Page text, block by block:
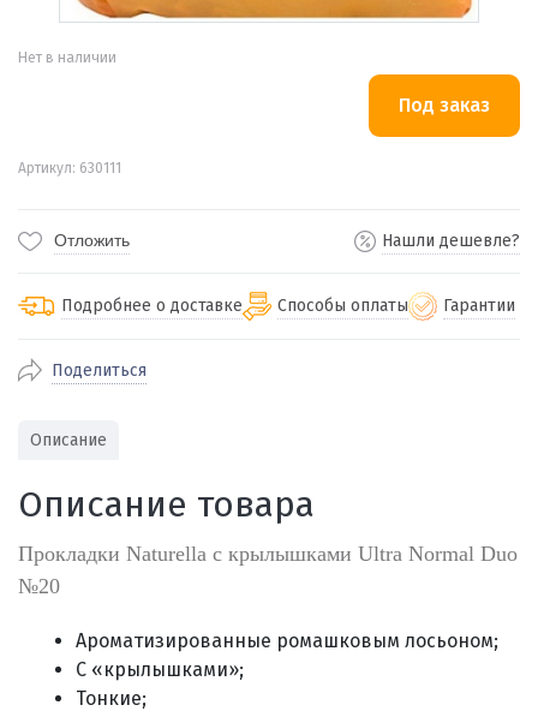
Нет в наличии
Артикул: 630111
Отложить Нашли дешевле?
Подробнее о доставке
По Екатеринбургу бесплатная
Отправляем во все регионы России
службами Пэк, Кит, Луч, Сдэк, Озон
доставка, Почта РФ или любой другой
транспортной компанией на Ваш выбор
Способы оплаты
Через СБП при получении (для
Екатеринбурга и близлежащих
городов)
Гарантии
Поделиться
Описание
Описание товара
Прокладки Naturella с крылышками Ultra Normal Duo
№20
Ароматизированные ромашковым лосьоном;
С «крылышками»;
Тонкие;